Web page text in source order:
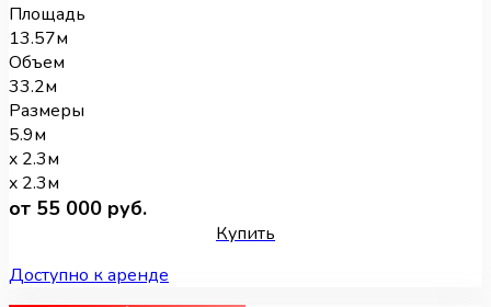
Площадь
13.57м
Объем
33.2м
Размеры
5.9м
x 2.3м
x 2.3м
от 55 000 руб.
Купить
Доступно к аренде